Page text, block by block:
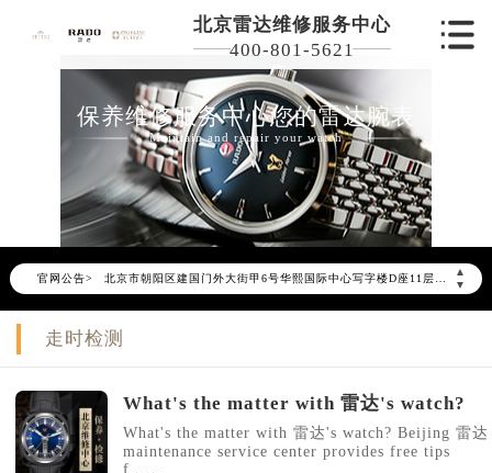
北京雷达维修服务中心
400-801-5621
保养维修服务中心您的雷达腕表
Maintain and repair your watch
官网公告>
▲
▼
2026年6月雷达北京市售后服务网络优化升级公告
2026年6月北京市雷达官方售后客户服务热线：400-801-5621
2026年6月雷达售后服务中心最新网点地址：
北京市东城区东长安街1号东方广场写字楼W3座6层602室（需提前预约）
北京市朝阳区建国门外大街甲6号华熙国际中心D座11层1102室雷达售后服务中心（需提前预约）
走时检测
What's the matter with 雷达's watch?
What's the matter with 雷达's watch? Beijing 雷达
maintenance service center provides free tips
f......